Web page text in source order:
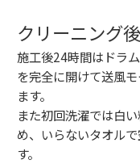
クリーニング
施工後24時間はドラ
を完全に開けて送風
ます。
また初回洗濯では白
め、いらないタオル
す。